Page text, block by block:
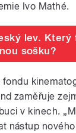
Ivo Mathé.
lev. Který
sošku?
zaměřuje
v kinech.
nástup